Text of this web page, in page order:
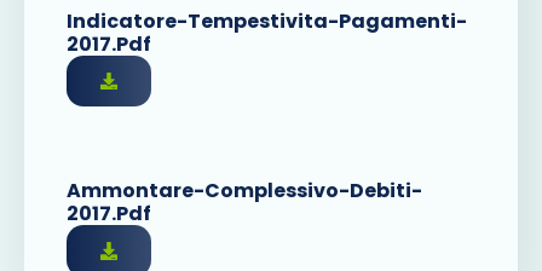
Indicatore-Tempestivita-Pagamenti-
2017.pdf
Ammontare-Complessivo-Debiti-
2017.pdf